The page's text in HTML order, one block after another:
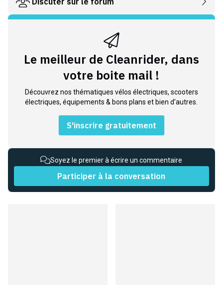
Le meilleur de Cleanrider, dans
votre boite mail !
Découvrez nos thématiques vélos électriques, scooters
électriques, équipements & bons plans et bien d'autres.
S'inscrire gratuitement
Soyez le premier à écrire un commentaire
Participer à la conversation